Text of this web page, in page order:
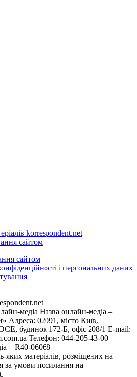
korrespondent.net
сайтом
сайтом
і персональних даних
медіа Назва онлайн-медіа –
Адреса: 02091, місто Київ,
будинок 172-Б, офіс 208/1 E-mail:
Телефон: 044-205-43-00
– R40-06068
яких матеріалів, розміщених на
за умови посилання на